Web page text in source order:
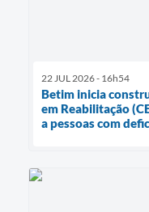
22 JUL 2026 - 16h54
Betim inicia
em Reabilitação
a pessoas com